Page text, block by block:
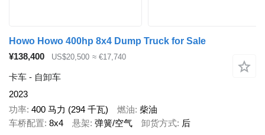
Howo Howo 400hp 8x4 Dump Truck for Sale
¥138,400
US$20,500 ≈ €17,740
卡车 - 自卸车
2023
功率 400 马力 (294 千瓦) 燃油 柴油
车桥配置 8x4 悬架 弹簧/空气 卸货方式 后